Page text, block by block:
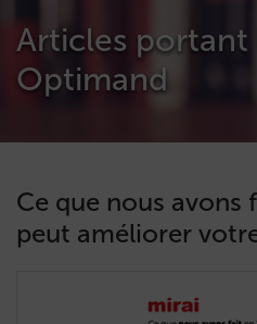
Articles portant
Optimand
Ce que nous avons
peut améliorer